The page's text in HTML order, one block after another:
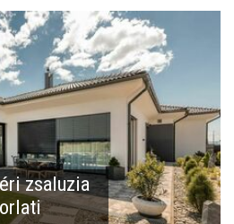
zsaluzia